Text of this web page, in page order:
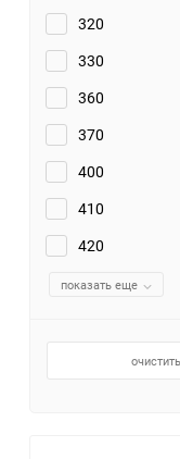
320
330
360
370
400
410
420
показать еще
очистить